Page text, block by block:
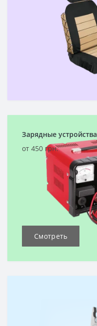
Зарядные устройства
от 450 грн.
Смотреть